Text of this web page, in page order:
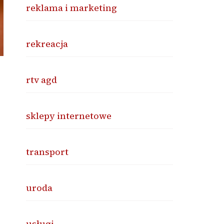
reklama i marketing
rekreacja
rtv agd
sklepy internetowe
transport
uroda